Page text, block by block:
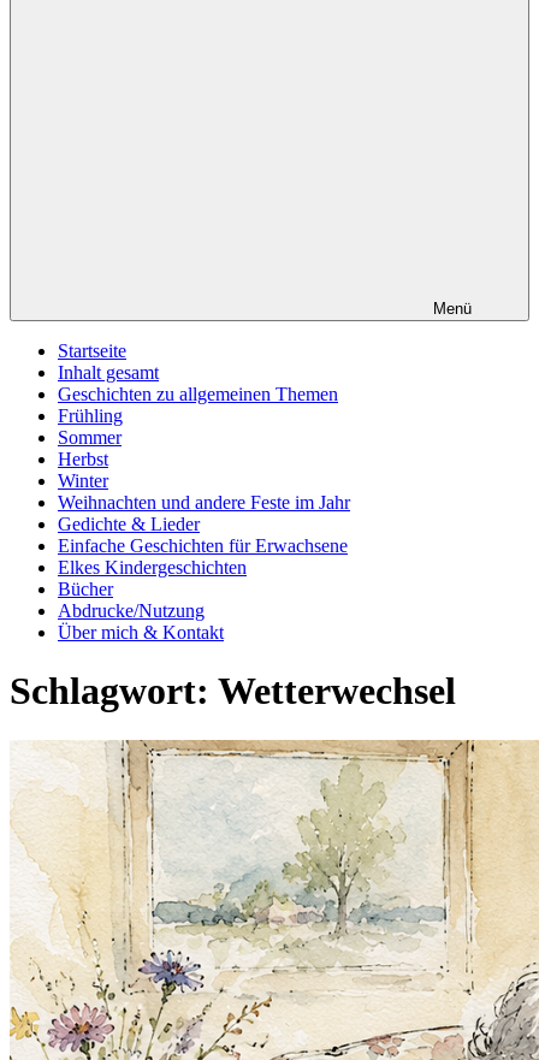
Menü
Startseite
Inhalt gesamt
Geschichten zu allgemeinen Themen
Frühling
Sommer
Herbst
Winter
Weihnachten und andere Feste im Jahr
Gedichte & Lieder
Einfache Geschichten für Erwachsene
Elkes Kindergeschichten
Bücher
Abdrucke/Nutzung
Über mich & Kontakt
Schlagwort: Wetterwechsel